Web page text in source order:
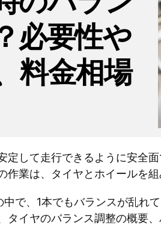
必要性や
料金相場
定して走行できるように安全
作業は、タイヤとホイールを組
で、1本でもバランスが乱れ
タイヤのバランス調整の概要